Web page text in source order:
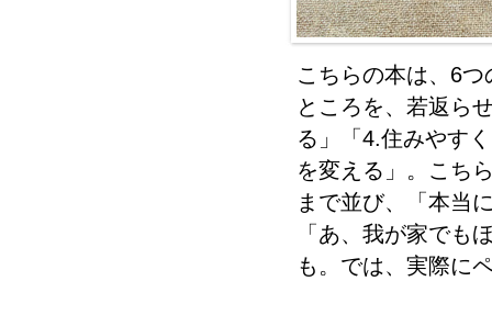
こちらの本は、6
ところを、若返ら
る」「4.住みやす
を変える」。こち
まで並び、「本当
「あ、我が家でも
も。では、実際に